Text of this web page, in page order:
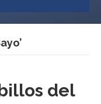
del